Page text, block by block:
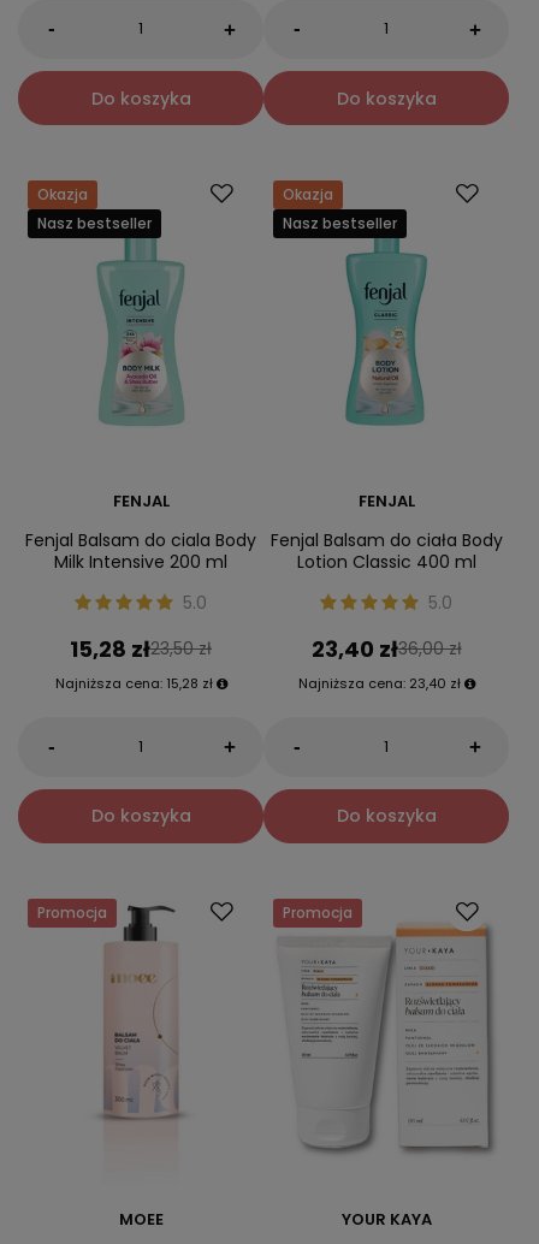
- +
Do koszyka
- +
Do koszyka
Okazja
Nasz bestseller
FENJAL
Fenjal Balsam do ciala Body
Milk Intensive 200 ml
5.0
15,28 zł23,50 zł
Najniższa cena: 15,28 zł
- +
Do koszyka
Okazja
Nasz bestseller
FENJAL
Fenjal Balsam do ciała Body
Lotion Classic 400 ml
5.0
23,40 zł36,00 zł
Najniższa cena: 23,40 zł
- +
Do koszyka
Promocja
MOEE
Promocja
YOUR KAYA